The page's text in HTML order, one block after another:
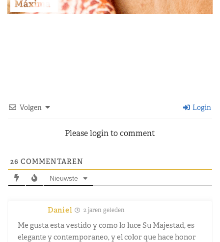
Volgen Login
Please login to comment
26 COMMENTAREN
Nieuwste
Daniel 2 jaren geleden
Me gusta esta vestido y como lo luce Su Majestad, es
elegante y contemporaneo, y el color que hace honor